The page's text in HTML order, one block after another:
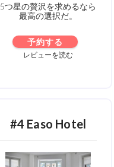
5つ星の贅沢を求めるなら
最高の選択だ。
予約する
レビューを読む
#4 Easo Hotel